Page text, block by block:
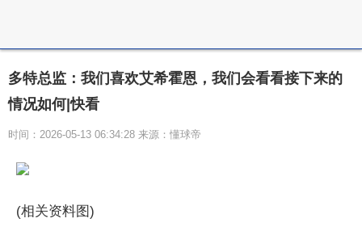
多特总监：我们喜欢艾希霍恩，我们会看看接下来的
情况如何|快看
时间：2026-05-13 06:34:28 来源：懂球帝
(相关资料图)